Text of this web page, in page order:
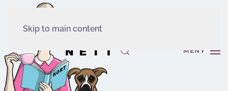
Skip to main content
MENY